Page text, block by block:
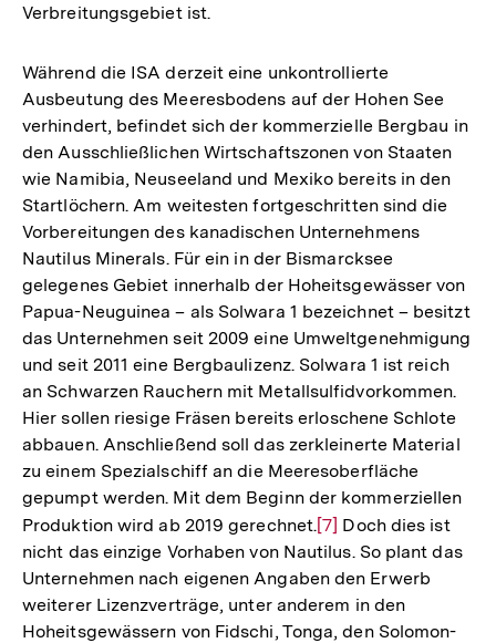
Verbreitungsgebiet ist.
Während die ISA derzeit eine unkontrollierte
Ausbeutung des Meeresbodens auf der Hohen See
verhindert, befindet sich der kommerzielle Bergbau in
den Ausschließlichen Wirtschaftszonen von Staaten
wie Namibia, Neuseeland und Mexiko bereits in den
Startlöchern. Am weitesten fortgeschritten sind die
Vorbereitungen des kanadischen Unternehmens
Nautilus Minerals. Für ein in der Bismarcksee
gelegenes Gebiet innerhalb der Hoheitsgewässer von
Papua-Neuguinea – als Solwara 1 bezeichnet – besitzt
das Unternehmen seit 2009 eine Umweltgenehmigung
und seit 2011 eine Bergbaulizenz. Solwara 1 ist reich
an Schwarzen Rauchern mit Metallsulfidvorkommen.
Hier sollen riesige Fräsen bereits erloschene Schlote
abbauen. Anschließend soll das zerkleinerte Material
zu einem Spezialschiff an die Meeresoberfläche
gepumpt werden. Mit dem Beginn der kommerziellen
Produktion wird ab 2019 gerechnet.Zur
Auflösung
der
Fußnote
[7] Doch dies ist
nicht das einzige Vorhaben von Nautilus. So plant das
Unternehmen nach eigenen Angaben den Erwerb
weiterer Lizenzverträge, unter anderem in den
Hoheitsgewässern von Fidschi, Tonga, den Solomon-